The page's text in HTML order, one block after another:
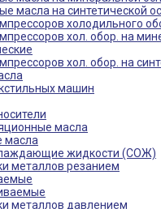
масла на синтетической
холодильного
хол. обор. на
хол. обор. на
машин
масла
масла
жидкости (СОЖ)
металлов резанием
металлов давлением